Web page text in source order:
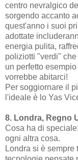
centro nevralgico
sorgendo accanto
quest'anno i suoi
adottate
energia pulita,
poliziotti "verdi"
un perfetto
vorrebbe abitarci!
Per soggiornare il
l'ideale è lo Yas
8. Londra, Regno
Cosa ha di
ogni altra cosa.
Londra si è